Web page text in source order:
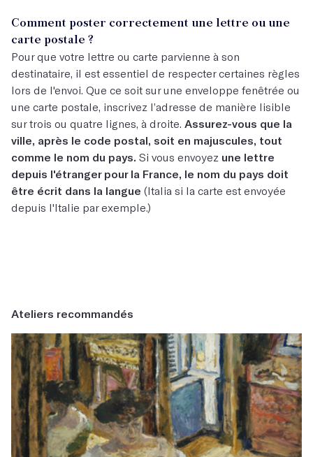
Comment poster correctement une lettre ou une
carte postale ?
Pour que votre lettre ou carte parvienne à son
destinataire, il est essentiel de respecter certaines règles
lors de l'envoi. Que ce soit sur une enveloppe fenêtrée ou
une carte postale, inscrivez l’adresse de manière lisible
sur trois ou quatre lignes, à droite. Assurez-vous que la
ville, après le code postal, soit en majuscules, tout
comme le nom du pays. Si vous envoyez une lettre
depuis l'étranger pour la France, le nom du pays doit
être écrit dans la langue (Italia si la carte est envoyée
depuis l'Italie par exemple.)
Ateliers recommandés